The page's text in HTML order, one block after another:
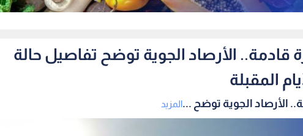
قادمة.. الأرصاد الجوية توضح تفاصيل حالة
المقبلة
الأرصاد الجوية توضح ...المزيد